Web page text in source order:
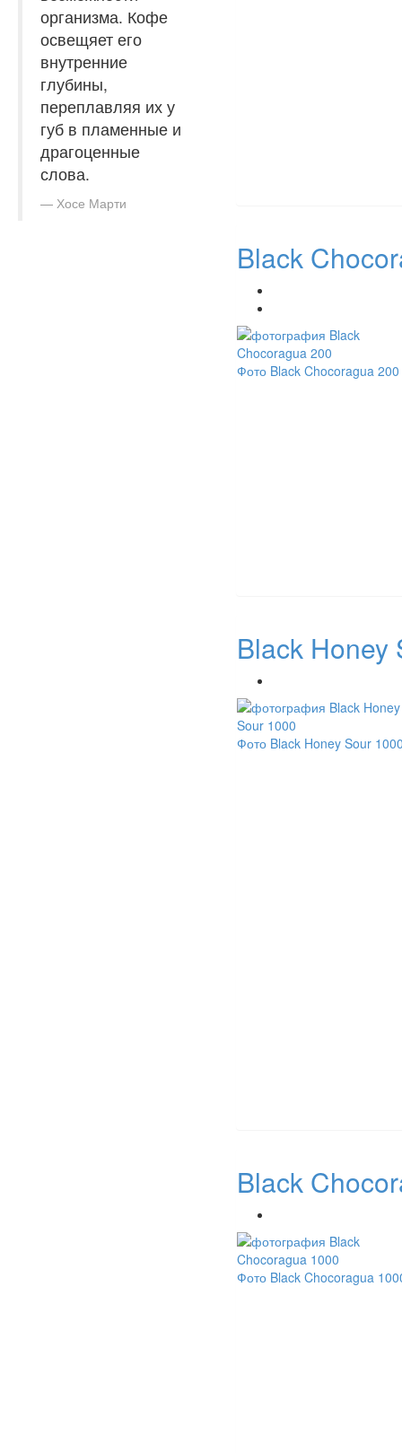
организма. Кофе
освещяет его
внутренние
глубины,
переплавляя их у
губ в пламенные и
драгоценные
слова.
Хосе Марти
Black
Фото Black Chocoragua 200
Black Honey
Фото Black Honey Sour
Black
Фото Black Chocoragua